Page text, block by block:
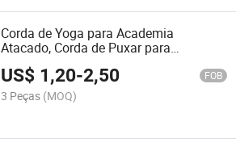
Corda de Yoga para Academia
Atacado, Corda de Puxar para
Exercício, Faixa de Resistência, Cinto
de Yoga
US$ 1,20-2,50 FOB
3 Peças (MOQ)